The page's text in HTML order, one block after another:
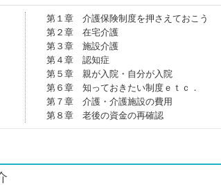
第１章 介護保険制度を押さえておこう
第２章 在宅介護
第３章 施設介護
第４章 認知症
第５章 親が入院・自分が入院
第６章 知っておきたい制度ｅｔｃ．
第７章 介護・介護施設の費用
第８章 老後の資金の再確認